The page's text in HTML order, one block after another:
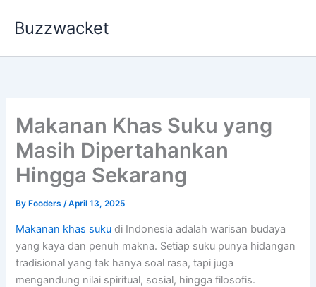
Buzzwacket
Makanan Khas Suku yang
Masih Dipertahankan
Hingga Sekarang
By Fooders/April 13, 2025
Makanan khas suku di Indonesia adalah warisan budaya
yang kaya dan penuh makna. Setiap suku punya hidangan
tradisional yang tak hanya soal rasa, tapi juga
mengandung nilai spiritual, sosial, hingga filosofis.